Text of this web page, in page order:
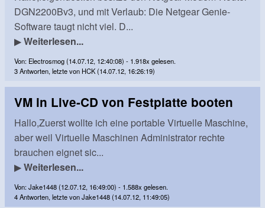
DGN2200Bv3, und mit Verlaub: Die Netgear Genie-
Software taugt nicht viel. D...
▶Weiterlesen...
Von: Electrosmog (14.07.12, 12:40:08) - 1.918x gelesen.
3 Antworten, letzte von HCK (14.07.12, 16:26:19)
VM in Live-CD von Festplatte booten
Hallo,Zuerst wollte ich eine portable Virtuelle Maschine,
aber weil Virtuelle Maschinen Administrator rechte
brauchen eignet sic...
▶Weiterlesen...
Von: Jake1448 (12.07.12, 16:49:00) - 1.588x gelesen.
4 Antworten, letzte von Jake1448 (14.07.12, 11:49:05)